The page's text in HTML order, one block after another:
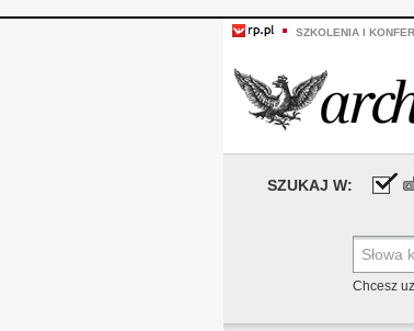
SZKOLENIA I
SZUKAJ W:
Chcesz